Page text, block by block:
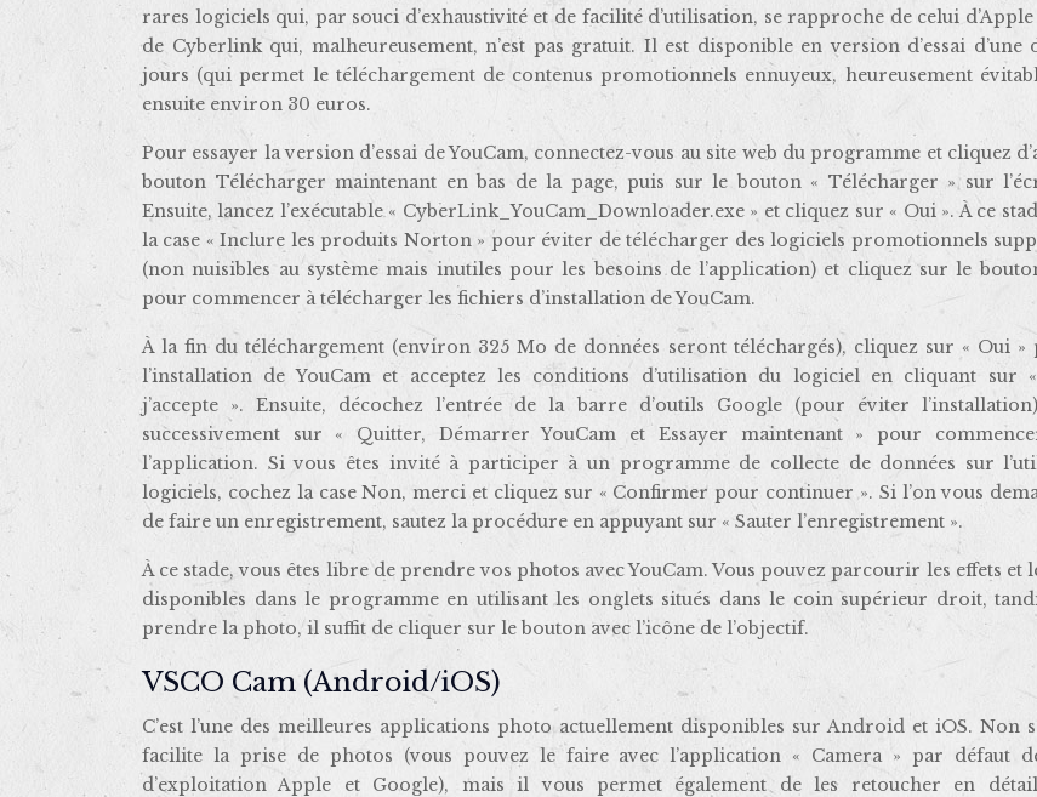
rares logiciels qui, par souci d’exhaustivité et de facilité d’utilisation, se rapproche de celui d’Apple
de Cyberlink qui, malheureusement, n’est pas gratuit. Il est disponible en version d’essai d’une
jours (qui permet le téléchargement de contenus promotionnels ennuyeux, heureusement
ensuite environ 30 euros.
Pour essayer la version d’essai de YouCam, connectez-vous au site web du programme et cliquez
bouton Télécharger maintenant en bas de la page, puis sur le bouton « Télécharger » sur
Ensuite, lancez l’exécutable « CyberLink_YouCam_Downloader.exe » et cliquez sur « Oui ». À ce
la case « Inclure les produits Norton » pour éviter de télécharger des logiciels promotionnels
(non nuisibles au système mais inutiles pour les besoins de l’application) et cliquez sur le
pour commencer à télécharger les fichiers d’installation de YouCam.
À la fin du téléchargement (environ 325 Mo de données seront téléchargés), cliquez sur « Oui »
l’installation de YouCam et acceptez les conditions d’utilisation du logiciel en cliquant sur
j’accepte ». Ensuite, décochez l’entrée de la barre d’outils Google (pour éviter
successivement sur « Quitter, Démarrer YouCam et Essayer maintenant » pour
l’application. Si vous êtes invité à participer à un programme de collecte de données sur
logiciels, cochez la case Non, merci et cliquez sur « Confirmer pour continuer ». Si l’on vous
de faire un enregistrement, sautez la procédure en appuyant sur « Sauter l’enregistrement ».
À ce stade, vous êtes libre de prendre vos photos avec YouCam. Vous pouvez parcourir les effets et
disponibles dans le programme en utilisant les onglets situés dans le coin supérieur droit,
prendre la photo, il suffit de cliquer sur le bouton avec l’icône de l’objectif.
VSCO Cam (Android/iOS)
C’est l’une des meilleures applications photo actuellement disponibles sur Android et iOS. Non
facilite la prise de photos (vous pouvez le faire avec l’application « Camera » par défaut
d’exploitation Apple et Google), mais il vous permet également de les retoucher en